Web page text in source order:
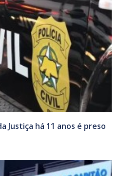
Justiça há 11 anos é preso